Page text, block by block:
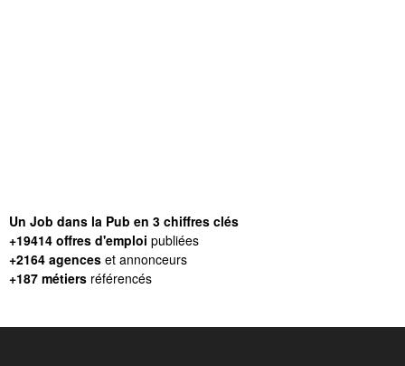
Un Job dans la Pub en 3 chiffres clés
+19414 offres d'emploi publiées
+2164 agences et annonceurs
+187 métiers référencés